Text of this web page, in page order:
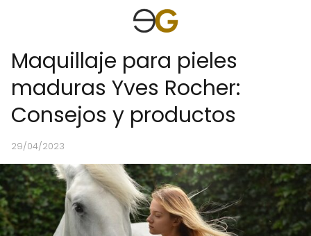
Maquillaje para pieles
maduras Yves Rocher:
Consejos y productos
29/04/2023